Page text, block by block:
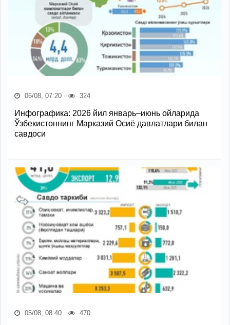
06/08, 07:20 324
Инфографика: 2026 йил январь–июнь ойларида
Ўзбекистоннинг Марказий Осиё давлатлари билан
савдоси
05/08, 08:40 470